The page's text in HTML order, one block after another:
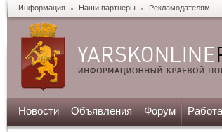
Информация Наши партнеры Рекламодателям
Новости Объявления Форум Работа